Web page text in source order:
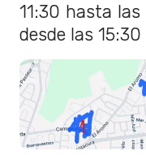
11:30 hasta
desde las